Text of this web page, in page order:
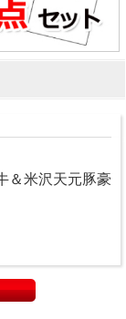
＆米沢天元豚豪